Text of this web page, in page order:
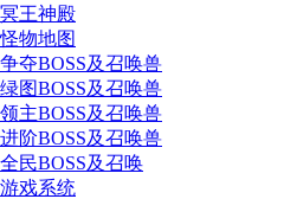
冥王神殿
怪物地图
争夺BOSS及召唤兽
绿图BOSS及召唤兽
领主BOSS及召唤兽
进阶BOSS及召唤兽
全民BOSS及召唤
游戏系统